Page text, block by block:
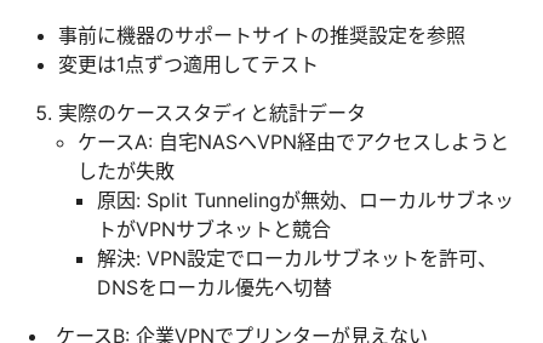
事前に機器のサポートサイトの推奨設定を参照
変更は1点ずつ適用してテスト
実際のケーススタディと統計データ
ケースA: 自宅NASへVPN経由でアクセスしようと
したが失敗
原因: Split Tunnelingが無効、ローカルサブネッ
トがVPNサブネットと競合
解決: VPN設定でローカルサブネットを許可、
DNSをローカル優先へ切替
ケースB: 企業VPNでプリンターが見えない